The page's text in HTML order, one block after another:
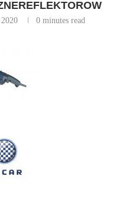
0 minutes read